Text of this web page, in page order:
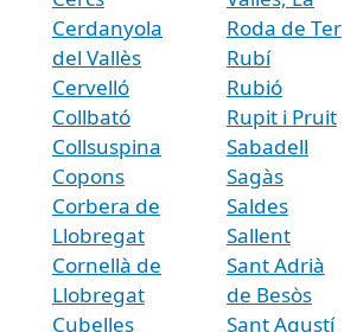
Cerdanyola
del Vallès
Cervelló
Collbató
Collsuspina
Copons
Corbera de
Llobregat
Cornellà de
Llobregat
Cubelles
Roda de Ter
Rubí
Rubió
Rupit i Pruit
Sabadell
Sagàs
Saldes
Sallent
Sant Adrià
de Besòs
Sant Agustí